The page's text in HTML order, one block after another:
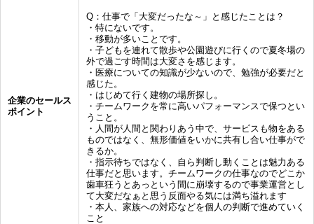
企業のセールス
ポイント
Q：仕事で「大変だったな～」と感じたことは？
・特にないです。
・移動が多いことです。
・子どもを連れて散歩や公園遊びに行くので夏冬場の
外で過ごす時間は大変さを感じます。
・医療についての知識が少ないので、勉強が必要だと
感じた。
・はじめて行く建物の場所探し。
・チームワークを常に高いパフォーマンスで保つとい
うこと。
・人間が人間と関わりあう中で、サービスも物をある
ものではなく、無形価値をいかに共有し合い仕事がで
きるか。
・指示待ちではなく、自ら判断し動くことは魅力ある
仕事だと思います。チームワークの仕事なのでどこか
歯車狂うとあっという間に崩壊するので事業運営とし
て大変だなぁと思う反面やる気には満ち溢れます
・本人、家族への対応などを個人の判断で進めていく
こと